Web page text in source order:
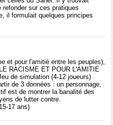
sur ces pratiques
il formulait quelques principes
et pour l'amitié entre les peuples),
RACISME ET POUR L'AMITIE
de simulation (4-12 joueurs)
de 3 données : un personnage,
est de montrer la banalité des
de lutter contre.
17 ans)